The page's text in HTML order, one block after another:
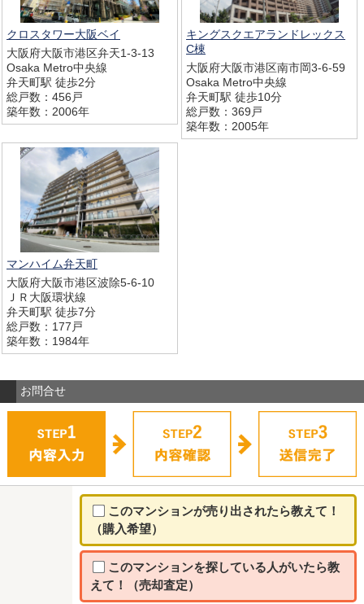
クロスタワー大阪ベイ
大阪府大阪市港区弁天1-3-13
Osaka Metro中央線
弁天町駅 徒歩2分
総戸数：456戸
築年数：2006年
キングスクエアランドレックス
C棟
大阪府大阪市港区南市岡3-6-59
Osaka Metro中央線
弁天町駅 徒歩10分
総戸数：369戸
築年数：2005年
マンハイム弁天町
大阪府大阪市港区波除5-6-10
ＪＲ大阪環状線
弁天町駅 徒歩7分
総戸数：177戸
築年数：1984年
お問合せ
このマンションが売り出されたら教えて！
（購入希望）
このマンションを探している人がいたら教
えて！（売却査定）